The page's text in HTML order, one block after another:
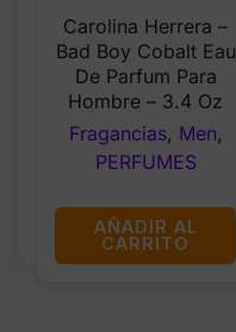
price
was:
$125.99.
is:
Carolina Herrera –
Bad Boy Cobalt Eau
De Parfum Para
Hombre – 3.4 Oz
Fragancias, Men,
PERFUMES
AÑADIR AL
CARRITO